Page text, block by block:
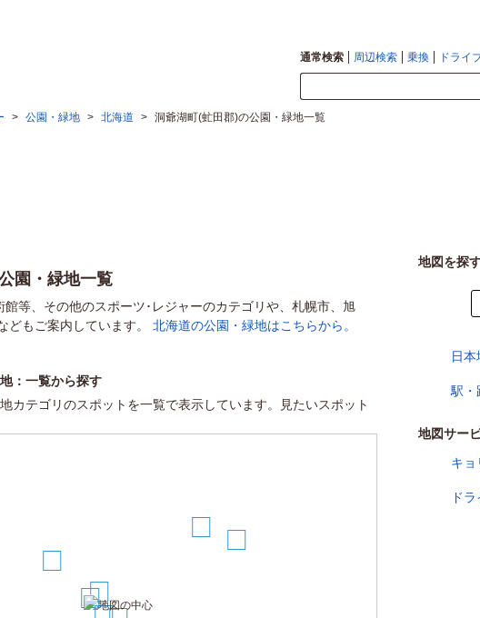
通常検索 周辺検索 乗換 ドライ
> 公園・緑地 > 北海道 > 洞爺湖町(虻田郡)の公園・緑地一覧
園・緑地一覧
等、その他のスポーツ･レジャーのカテゴリや、札幌市、旭
どもご案内しています。 北海道の公園・緑地はこちらから。
：一覧から探す
カテゴリのスポットを一覧で表示しています。見たいスポット
12
地図を探
日本
駅・
地図サー
キョ
ド